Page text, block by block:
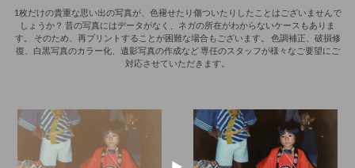
1枚だけの貴重な思い出の写真が、色褪せたり傷ついたりしたことはございませんで
しょうか？ 昔の写真にはデータがなく、ネガの所在がわからないケースもありま
す。
そのため、再プリントすることが困難な場合もございます。
色調補正、破損修
復、白黒写真のカラー化、遺影写真の作成など専任のスタッフが様々なご要望にご
対応させていただきます。